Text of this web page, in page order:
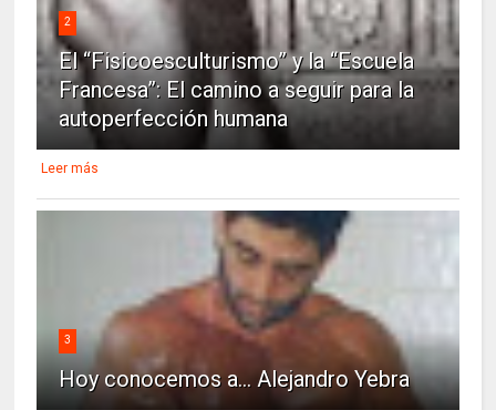
2
El “Fisicoesculturismo” y la “Escuela
Francesa”: El camino a seguir para la
autoperfección humana
Leer más
3
Hoy conocemos a... Alejandro Yebra